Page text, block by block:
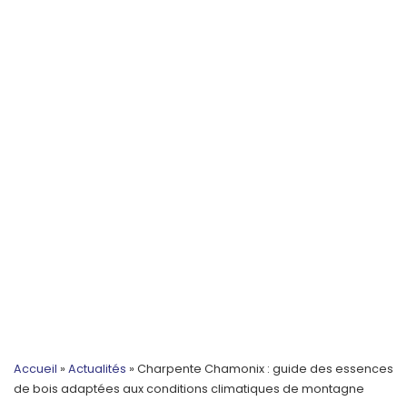
Accueil » Actualités » Charpente Chamonix : guide des essences
de bois adaptées aux conditions climatiques de montagne